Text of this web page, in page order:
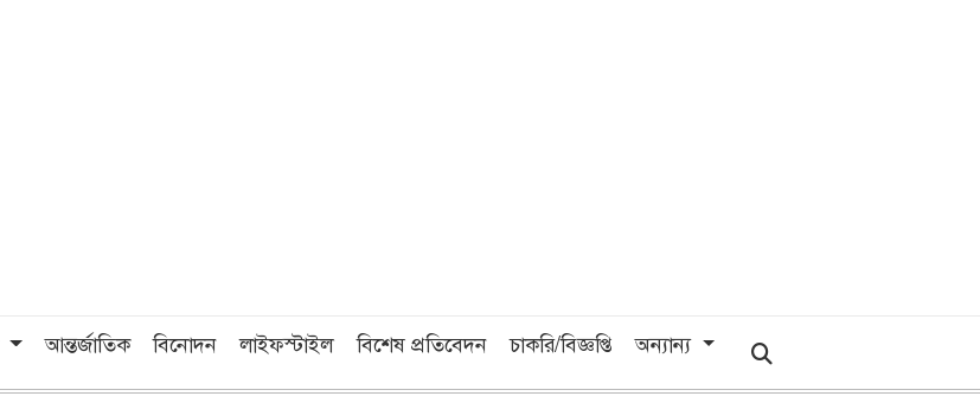
আন্তর্জাতিক বিনোদন লাইফস্টাইল বিশেষ প্রতিবেদন চাকরি/বিজ্ঞপ্তি অন্যান্য